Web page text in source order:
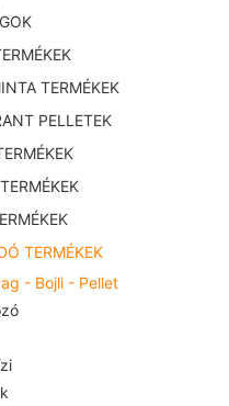
TERMÉKEK
PELLETEK
TERMÉKEK
- Bojli - Pellet